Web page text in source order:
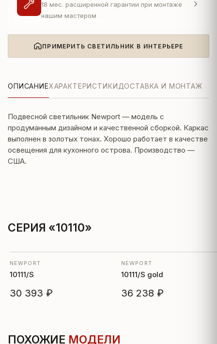
18 мес. расширенной гарантии при монтаже
нашим мастером
ПРИМЕРИТЬ СВЕТИЛЬНИК В ИНТЕРЬЕРЕ
ОПИСАНИЕХАРАКТЕРИСТИКИДОСТАВКА И МОНТАЖ
Подвесной светильник Newport — модель с
продуманным дизайном и качественной сборкой. Каркас
выполнен в золотых тонах. Хорошо работает в качестве
освещения для кухонного острова. Производство —
США.
СЕРИЯ «10110»
NEWPORT
10111/S
30 393 ₽
NEWPORT
10111/S gold
36 238 ₽
ПОХОЖИЕ МОДЕЛИ